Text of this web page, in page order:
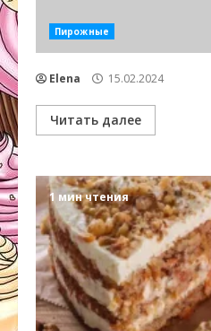
Пирожные
Elena 15.02.2024
Читать далее
1 мин чтения